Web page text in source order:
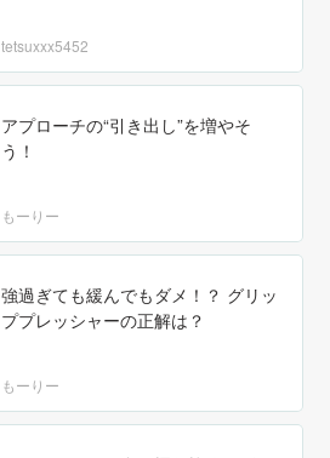
tetsuxxx5452
アプローチの“引き出し”を増やそ
う！
もーりー
強過ぎても緩んでもダメ！？ グリッ
ププレッシャーの正解は？
もーりー